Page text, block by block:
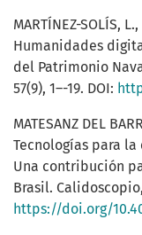
MARTÍNEZ-SOLÍS,
Humanidades
del Patrimonio
57(9), 1–-19. DOI:
MATESANZ DEL
Tecnologías para la
Una contribución
Brasil. Calidoscopio,
https://doi.org/